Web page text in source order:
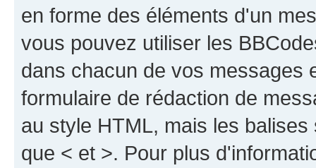
en forme des éléments d'un
vous pouvez utiliser les
dans chacun de vos messages
formulaire de rédaction de
au style HTML, mais les
que < et >. Pour plus